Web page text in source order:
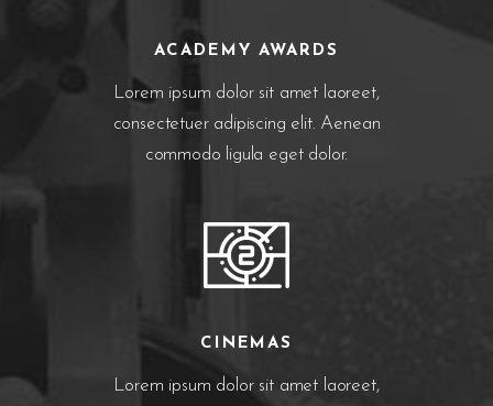
ACADEMY AWARDS
Lorem ipsum dolor sit amet laoreet,
consectetuer adipiscing elit. Aenean
commodo ligula eget dolor.
CINEMAS
Lorem ipsum dolor sit amet laoreet,